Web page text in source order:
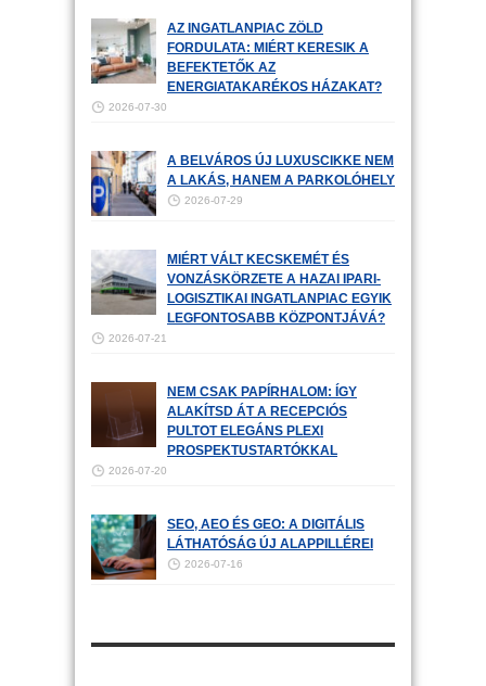
AZ INGATLANPIAC ZÖLD
FORDULATA: MIÉRT KERESIK A
BEFEKTETŐK AZ
ENERGIATAKARÉKOS HÁZAKAT?
2026-07-30
A BELVÁROS ÚJ LUXUSCIKKE NEM
A LAKÁS, HANEM A PARKOLÓHELY
2026-07-29
MIÉRT VÁLT KECSKEMÉT ÉS
VONZÁSKÖRZETE A HAZAI IPARI-
LOGISZTIKAI INGATLANPIAC EGYIK
LEGFONTOSABB KÖZPONTJÁVÁ?
2026-07-21
NEM CSAK PAPÍRHALOM: ÍGY
ALAKÍTSD ÁT A RECEPCIÓS
PULTOT ELEGÁNS PLEXI
PROSPEKTUSTARTÓKKAL
2026-07-20
SEO, AEO ÉS GEO: A DIGITÁLIS
LÁTHATÓSÁG ÚJ ALAPPILLÉREI
2026-07-16